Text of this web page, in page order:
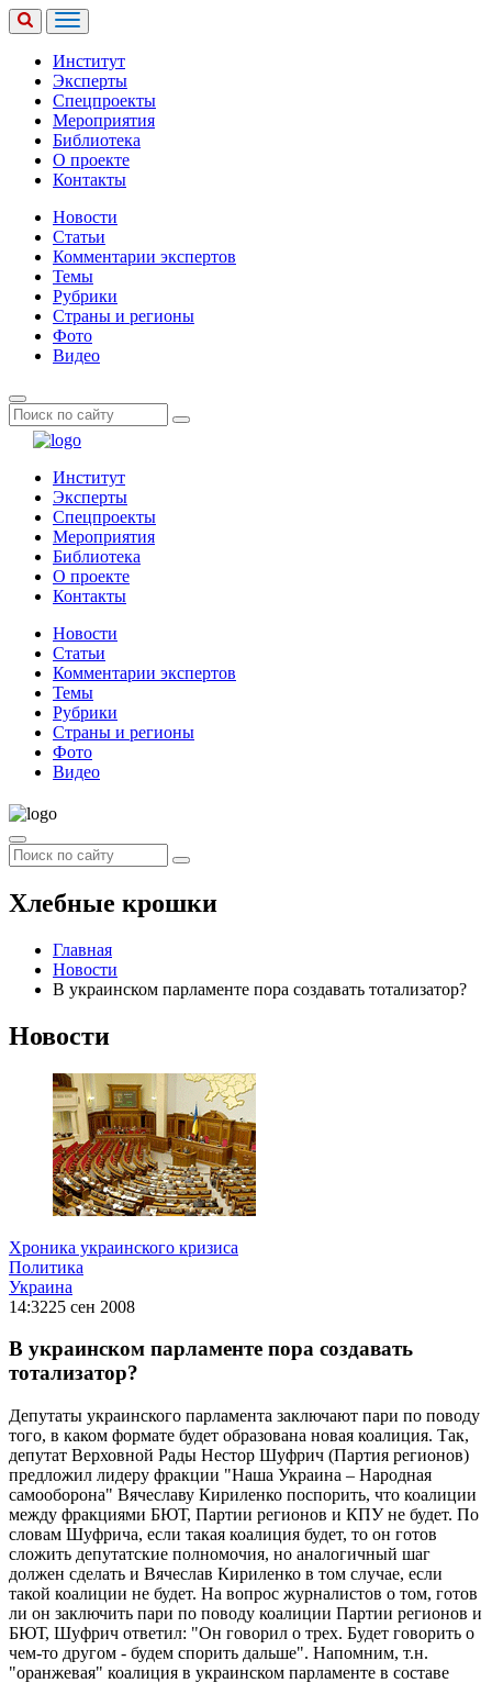
Институт
Эксперты
Спецпроекты
Мероприятия
Библиотека
О проекте
Контакты
Новости
Статьи
Комментарии экспертов
Темы
Рубрики
Страны и регионы
Фото
Видео
Институт
Эксперты
Спецпроекты
Мероприятия
Библиотека
О проекте
Контакты
Новости
Статьи
Комментарии экспертов
Темы
Рубрики
Страны и регионы
Фото
Видео
Хлебные крошки
Главная
Новости
В украинском парламенте пора создавать тотализатор?
Новости
Хроника украинского кризиса
Политика
Украина
14:3225 сен 2008
В украинском парламенте пора создавать
тотализатор?
Депутаты украинского парламента заключают пари по поводу
того, в каком формате будет образована новая коалиция. Так,
депутат Верховной Рады Нестор Шуфрич (Партия регионов)
предложил лидеру фракции "Наша Украина – Народная
самооборона" Вячеславу Кириленко поспорить, что коалиции
между фракциями БЮТ, Партии регионов и КПУ не будет. По
словам Шуфрича, если такая коалиция будет, то он готов
сложить депутатские полномочия, но аналогичный шаг
должен сделать и Вячеслав Кириленко в том случае, если
такой коалиции не будет. На вопрос журналистов о том, готов
ли он заключить пари по поводу коалиции Партии регионов и
БЮТ, Шуфрич ответил: "Он говорил о трех. Будет говорить о
чем-то другом - будем спорить дальше". Напомним, т.н.
"оранжевая" коалиция в украинском парламенте в составе